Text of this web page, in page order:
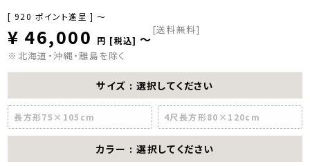
[ 920 ポイント進呈 ] 〜
¥ 46,000 税込 〜
[送料無料]
※北海道・沖縄・離島を除く
サイズ 選択してください
長方形75×105cm 4尺長方形80×120cm
カラー 選択してください